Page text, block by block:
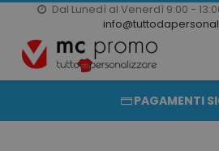
Dal Lunedì al Venerdì 9:00 -
Salta
al
contenuto
20000
PRODOTTI
PAGAMENTI